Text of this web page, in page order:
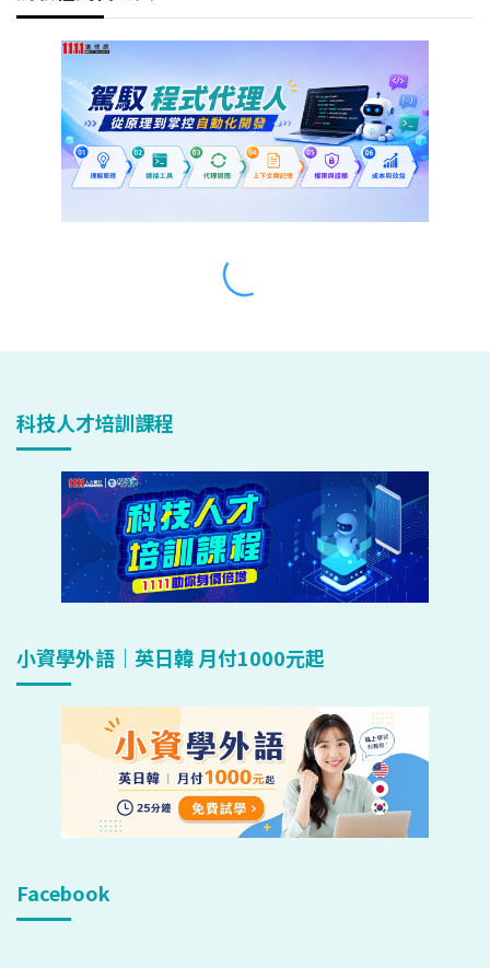
科技人才培訓課程
小資學外語｜英日韓 月付1000元起
Facebook